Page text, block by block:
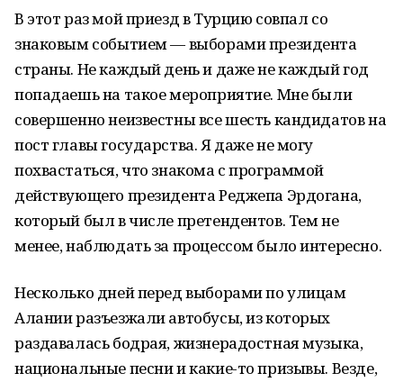
В этот раз мой приезд в Турцию совпал со
знаковым событием — выборами президента
страны. Не каждый день и даже не каждый год
попадаешь на такое мероприятие. Мне были
совершенно неизвестны все шесть кандидатов на
пост главы государства. Я даже не могу
похвастаться, что знакома с программой
действующего президента Реджепа Эрдогана,
который был в числе претендентов. Тем не
менее, наблюдать за процессом было интересно.
Несколько дней перед выборами по улицам
Алании разъезжали автобусы, из которых
раздавалась бодрая, жизнерадостная музыка,
национальные песни и какие-то призывы. Везде,